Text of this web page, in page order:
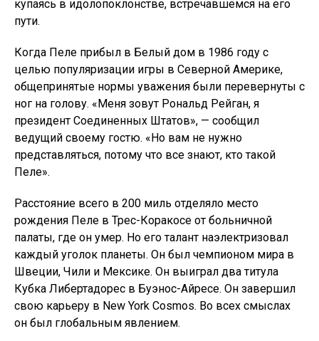
купаясь в идолопоклонстве, встречавшемся на его
пути.
Когда Пеле прибыл в Белый дом в 1986 году с
целью популяризации игры в Северной Америке,
общепринятые нормы уважения были перевернуты с
ног на голову. «Меня зовут Рональд Рейган, я
президент Соединенных Штатов», — сообщил
ведущий своему гостю. «Но вам не нужно
представляться, потому что все знают, кто такой
Пеле».
Расстояние всего в 200 миль отделяло место
рождения Пеле в Трес-Коракосе от больничной
палаты, где он умер. Но его талант наэлектризовал
каждый уголок планеты. Он был чемпионом мира в
Швеции, Чили и Мексике. Он выиграл два титула
Кубка Либертадорес в Буэнос-Айресе. Он завершил
свою карьеру в New York Cosmos. Во всех смыслах
он был глобальным явлением.